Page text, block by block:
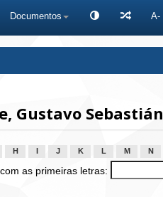
Documentos A-
Gustavo Sebastián
H J K L M N
as primeiras letras: